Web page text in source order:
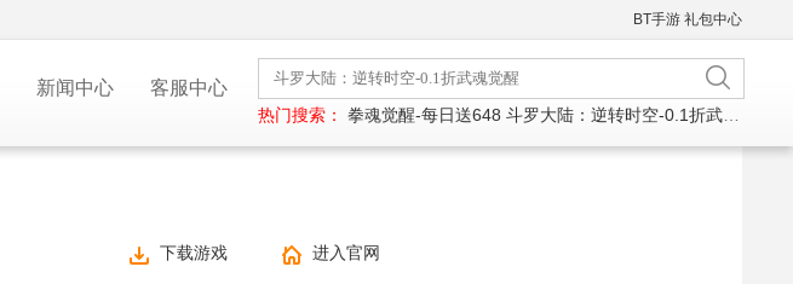
BT手游 礼包中心
新闻中心 客服中心
热门搜索： 拳魂觉醒-每日送648 斗罗大陆：逆转时空-0.1折武魂觉醒
下载游戏 进入官网